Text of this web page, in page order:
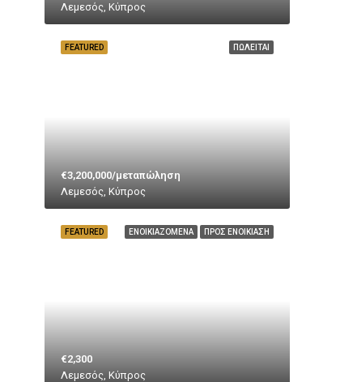
Λεμεσός, Κύπρος
ΠΩΛΕΊΤΑΙ
FEATURED
€3,200,000/μεταπώληση
Λεμεσός, Κύπρος
ΕΝΟΙΚΙΑΖΌΜΕΝΑ ΠΡΟΣ ΕΝΟΙΚΊΑΣΗ
FEATURED
€2,300
Λεμεσός, Κύπρος